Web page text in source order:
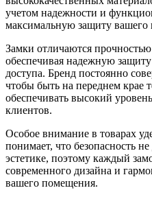
учетом надежности и
максимальную защиту вашего
Замки отличаются
обеспечивая надежную
доступа. Бренд постоянно
чтобы быть на переднем крае
обеспечивать высокий
клиентов.
Особое внимание в товарах
понимает, что безопасность
эстетике, поэтому каждый
современного дизайна и
вашего помещения.